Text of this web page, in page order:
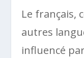
Le français,
autres
influencé